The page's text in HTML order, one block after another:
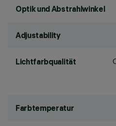
Optik und Abstrahlwinkel
Adjustability
Lichtfarbqualität
Farbtemperatur